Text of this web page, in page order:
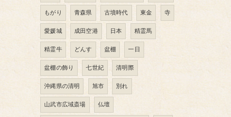
もがり 青森県 古墳時代 東金 寺
愛媛城 成田空港 日本 精霊馬
精霊牛 どんす 盆棚 一日
盆棚の飾り 七世紀 清明際
沖縄県の清明 旭市 別れ
山武市広域斎場 仏壇